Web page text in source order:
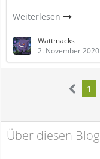
Weiterlesen
Wattmacks
2. November 2020
1
Über diesen Blog